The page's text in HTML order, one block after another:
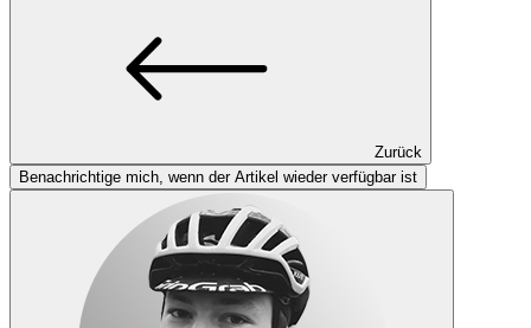
Zurück
Benachrichtige mich, wenn der Artikel wieder verfügbar ist